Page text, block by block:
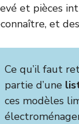
et pièces
et
Ce qu’il faut
partie d’une
ces modèles